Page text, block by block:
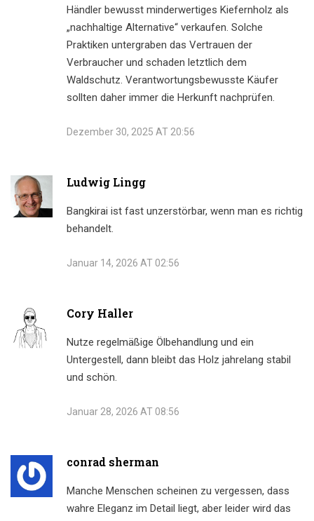
Händler bewusst minderwertiges Kiefernholz als
„nachhaltige Alternative“ verkaufen. Solche
Praktiken untergraben das Vertrauen der
Verbraucher und schaden letztlich dem
Waldschutz. Verantwortungsbewusste Käufer
sollten daher immer die Herkunft nachprüfen.
Dezember 30, 2025 AT 20:56
Ludwig Lingg
Bangkirai ist fast unzerstörbar, wenn man es richtig
behandelt.
Januar 14, 2026 AT 02:56
Cory Haller
Nutze regelmäßige Ölbehandlung und ein
Untergestell, dann bleibt das Holz jahrelang stabil
und schön.
Januar 28, 2026 AT 08:56
conrad sherman
Manche Menschen scheinen zu vergessen, dass
wahre Eleganz im Detail liegt, aber leider wird das